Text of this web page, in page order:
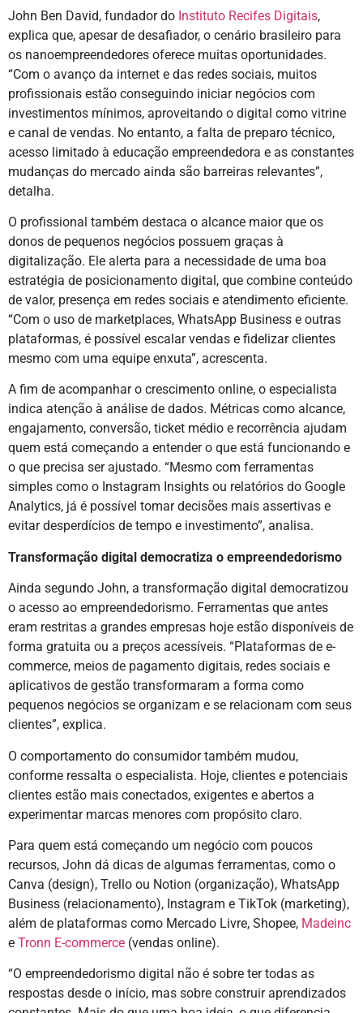
John Ben David, fundador do Instituto Recifes Digitais,
explica que, apesar de desafiador, o cenário brasileiro para
os nanoempreendedores oferece muitas oportunidades.
“Com o avanço da internet e das redes sociais, muitos
profissionais estão conseguindo iniciar negócios com
investimentos mínimos, aproveitando o digital como vitrine
e canal de vendas. No entanto, a falta de preparo técnico,
acesso limitado à educação empreendedora e as constantes
mudanças do mercado ainda são barreiras relevantes”,
detalha.
O profissional também destaca o alcance maior que os
donos de pequenos negócios possuem graças à
digitalização. Ele alerta para a necessidade de uma boa
estratégia de posicionamento digital, que combine conteúdo
de valor, presença em redes sociais e atendimento eficiente.
“Com o uso de marketplaces, WhatsApp Business e outras
plataformas, é possível escalar vendas e fidelizar clientes
mesmo com uma equipe enxuta”, acrescenta.
A fim de acompanhar o crescimento online, o especialista
indica atenção à análise de dados. Métricas como alcance,
engajamento, conversão, ticket médio e recorrência ajudam
quem está começando a entender o que está funcionando e
o que precisa ser ajustado. “Mesmo com ferramentas
simples como o Instagram Insights ou relatórios do Google
Analytics, já é possível tomar decisões mais assertivas e
evitar desperdícios de tempo e investimento”, analisa.
Transformação digital democratiza o empreendedorismo
Ainda segundo John, a transformação digital democratizou
o acesso ao empreendedorismo. Ferramentas que antes
eram restritas a grandes empresas hoje estão disponíveis de
forma gratuita ou a preços acessíveis. “Plataformas de e-
commerce, meios de pagamento digitais, redes sociais e
aplicativos de gestão transformaram a forma como
pequenos negócios se organizam e se relacionam com seus
clientes”, explica.
O comportamento do consumidor também mudou,
conforme ressalta o especialista. Hoje, clientes e potenciais
clientes estão mais conectados, exigentes e abertos a
experimentar marcas menores com propósito claro.
Para quem está começando um negócio com poucos
recursos, John dá dicas de algumas ferramentas, como o
Canva (design), Trello ou Notion (organização), WhatsApp
Business (relacionamento), Instagram e TikTok (marketing),
além de plataformas como Mercado Livre, Shopee, Madeinc
e Tronn E-commerce (vendas online).
“O empreendedorismo digital não é sobre ter todas as
respostas desde o início, mas sobre construir aprendizados